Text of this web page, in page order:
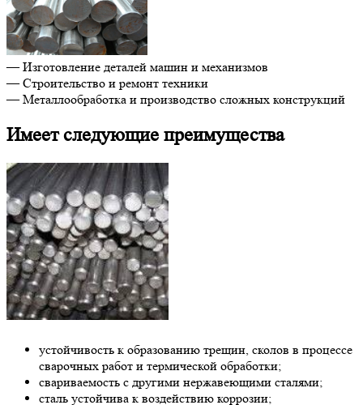
— Изготовление деталей машин и механизмов
— Строительство и ремонт техники
— Металлообработка и производство сложных конструкций
Имеет следующие преимущества
устойчивость к образованию трещин, сколов в процессе
сварочных работ и термической обработки;
свариваемость с другими нержавеющими сталями;
сталь устойчива к воздействию коррозии;